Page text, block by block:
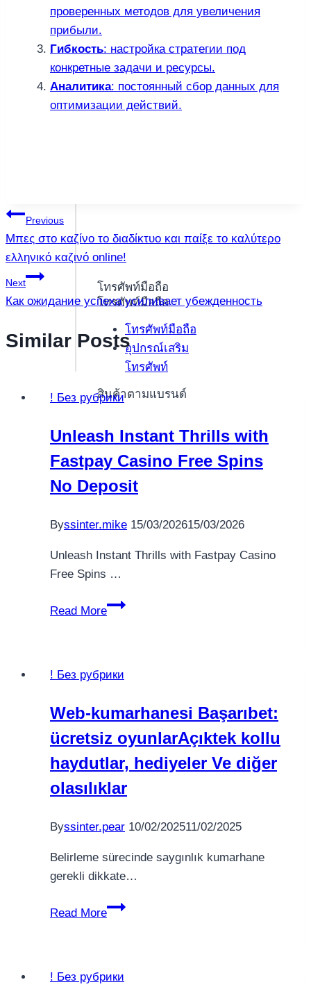
โทรศัพท์มือถือ
โทรศัพท์มือถือ
โทรศัพท์มือถือ
อุปกรณ์เสริม
โทรศัพท์
สินค้าตามแบรนด์
проверенных методов для увеличения
прибыли.
Гибкость: настройка стратегии под
конкретные задачи и ресурсы.
Аналитика: постоянный сбор данных для
оптимизации действий.
แนะแนว
เรื่อง
Previous
Μπες στο καζίνο το διαδίκτυο και παίξε το καλύτερο
ελληνικό καζινό online!
Next
Как ожидание успеха усиливает убежденность
Similar Posts
! Без рубрики
Unleash Instant Thrills with
Fastpay Casino Free Spins
No Deposit
Byssinter.mike 15/03/202615/03/2026
Unleash Instant Thrills with Fastpay Casino
Free Spins …
Read More
Unleash
Fastpay
Free
Spins
No
Deposit
! Без рубрики
Web-kumarhanesi Başarıbet:
ücretsiz oyunlarAçıktek kollu
haydutlar, hediyeler Ve diğer
olasılıklar
Byssinter.pear 10/02/202511/02/2025
Belirleme sürecinde saygınlık kumarhane
gerekli dikkate…
Read More
Web-
oyunlarAçıktek
! Без рубрики